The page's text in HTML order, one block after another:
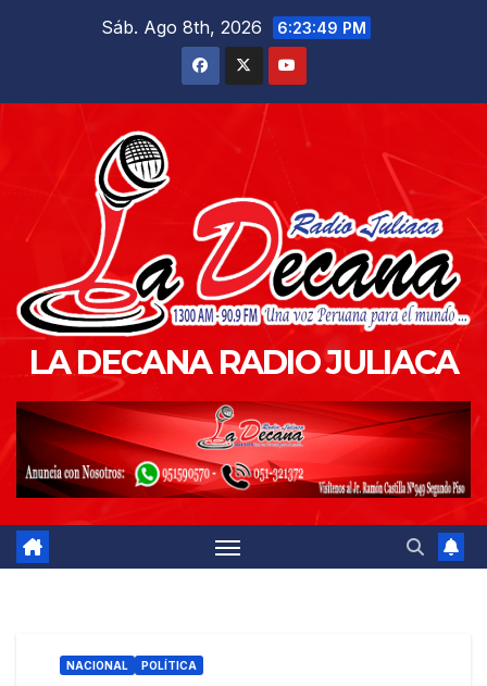
Sáb. Ago 8th, 2026 6:23:50 PM
LA DECANA RADIO JULIACA
NACIONAL POLÍTICA